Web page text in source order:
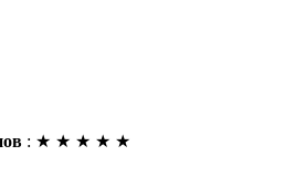
: ★ ★ ★ ★ ★